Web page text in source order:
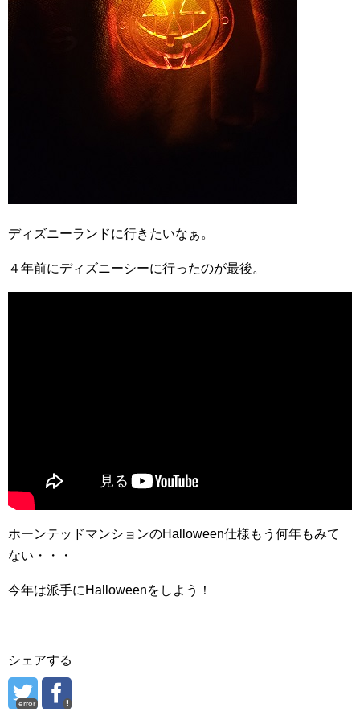
ディズニーランドに行きたいなぁ。
４年前にディズニーシーに行ったのが最後。
ホーンテッドマンションのHalloween仕様もう何年もみて
ない・・・
今年は派手にHalloweenをしよう！
シェアする
error